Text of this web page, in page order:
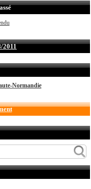
2011
Normandie